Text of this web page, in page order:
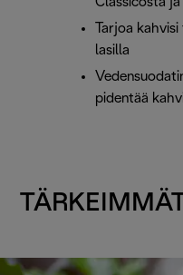
Tarjoa
lasilla
pidentää